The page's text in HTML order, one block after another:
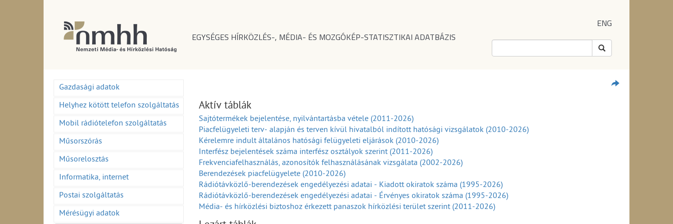
EGYSÉGES HÍRKÖZLÉS-, MÉDIA- ÉS MOZGÓKÉP-STATISZTIKAI ADATBÁZIS
ENG
Gazdasági adatok
Helyhez kötött telefon szolgáltatás
Mobil rádiótelefon szolgáltatás
Műsorszórás
Műsorelosztás
Informatika, internet
Postai szolgáltatás
Mérésügyi adatok
Aktív táblák
Sajtótermékek bejelentése, nyilvántartásba vétele (2011-2026)
Piacfelügyeleti terv- alapján és terven kívül hivatalból indított hatósági vizsgálatok (2010-2026)
Kérelemre indult általános hatósági felügyeleti eljárások (2010-2026)
Interfész bejelentések száma interfész osztályok szerint (2011-2026)
Frekvenciafelhasználás, azonosítók felhasználásának vizsgálata (2002-2026)
Berendezések piacfelügyelete (2010-2026)
Rádiótávközlő-berendezések engedélyezési adatai - Kiadott okiratok száma (1995-2026)
Rádiótávközlő-berendezések engedélyezési adatai - Érvényes okiratok száma (1995-2026)
Média- és hírközlési biztoshoz érkezett panaszok hírközlési terület szerint (2011-2026)
Média- és hírközlési biztoshoz érkezett panaszok hírközlési panaszokok szerint (2011-2026)